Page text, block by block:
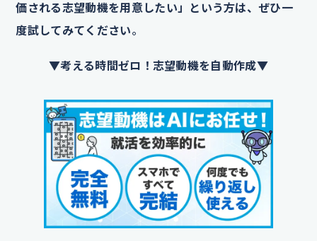
価される志望動機を用意したい」という方は、ぜひ一
度試してみてください。
▼考える時間ゼロ！志望動機を自動作成▼